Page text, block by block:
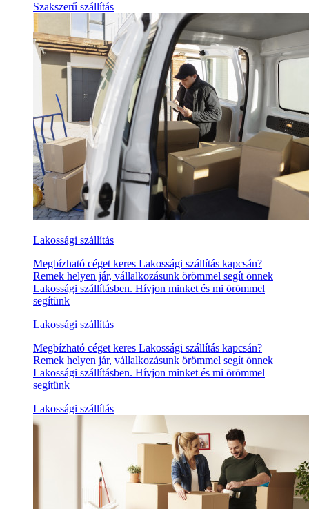
Szakszerű szállítás
Lakossági szállítás
Megbízható céget keres Lakossági szállítás kapcsán?
Remek helyen jár, vállalkozásunk örömmel segít önnek
Lakossági szállításben. Hívjon minket és mi örömmel
segítünk
Lakossági szállítás
Megbízható céget keres Lakossági szállítás kapcsán?
Remek helyen jár, vállalkozásunk örömmel segít önnek
Lakossági szállításben. Hívjon minket és mi örömmel
segítünk
Lakossági szállítás